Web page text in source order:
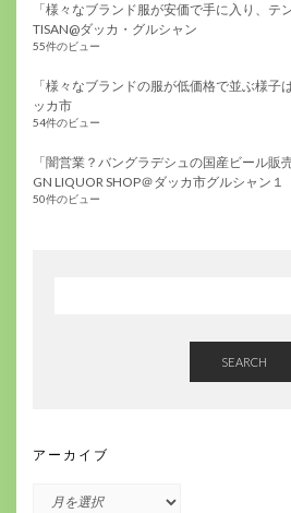
「様々なブランド服が安価で手に入り、テ
TISAN@ダッカ・グルシャン
55件のビュー
「様々なブランドの服が低価格で並ぶ様子
ッカ市
54件のビュー
「闇営業？バングラデシュの国産ビール販
GN LIQUOR SHOP＠ダッカ市グルシャン１
50件のビュー
SEARCH
アーカイブ